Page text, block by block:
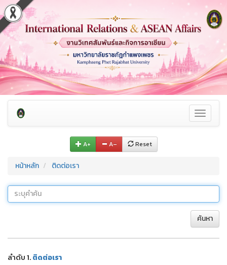
Toggle
A+ A– Reset
หน้าหลัก ติดต่อเรา
ค้นหา
ลำดับ 1.ติดต่อเรา